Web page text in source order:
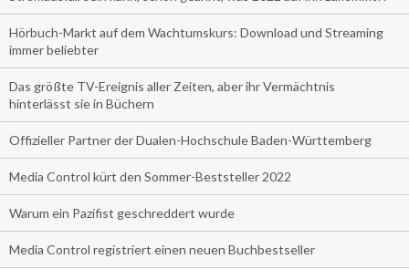
Hörbuch-Markt auf dem Wachtumskurs: Download und Streaming
immer beliebter
Das größte TV-Ereignis aller Zeiten, aber ihr Vermächtnis
hinterlässt sie in Büchern
Offizieller Partner der Dualen-Hochschule Baden-Württemberg
Media Control kürt den Sommer-Beststeller 2022
Warum ein Pazifist geschreddert wurde
Media Control registriert einen neuen Buchbestseller